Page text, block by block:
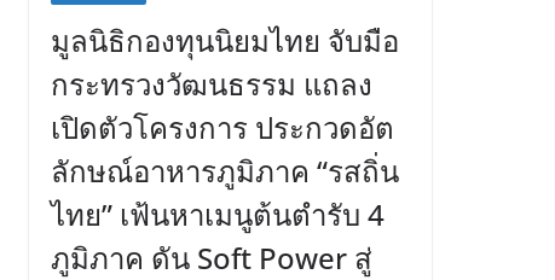
มูลนิธิกองทุนนิยมไทย จับมือ
กระทรวงวัฒนธรรม แถลง
เปิดตัวโครงการ ประกวดอัต
ลักษณ์อาหารภูมิภาค “รสถิ่น
ไทย” เฟ้นหาเมนูต้นตำรับ 4
ภูมิภาค ดัน Soft Power สู่